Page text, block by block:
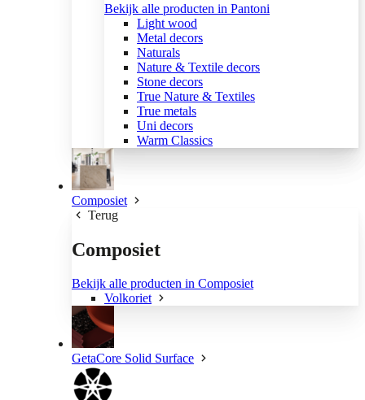
Bekijk alle producten in Pantoni
Light wood
Metal decors
Naturals
Nature & Textile decors
Stone decors
True Nature & Textiles
True metals
Uni decors
Warm Classics
Composiet
Terug
Composiet
Bekijk alle producten in Composiet
Volkoriet
GetaCore Solid Surface